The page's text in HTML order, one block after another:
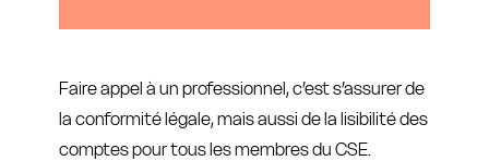
Faire appel à un professionnel, c’est s’assurer de
la conformité légale, mais aussi de la lisibilité des
comptes pour tous les membres du CSE.